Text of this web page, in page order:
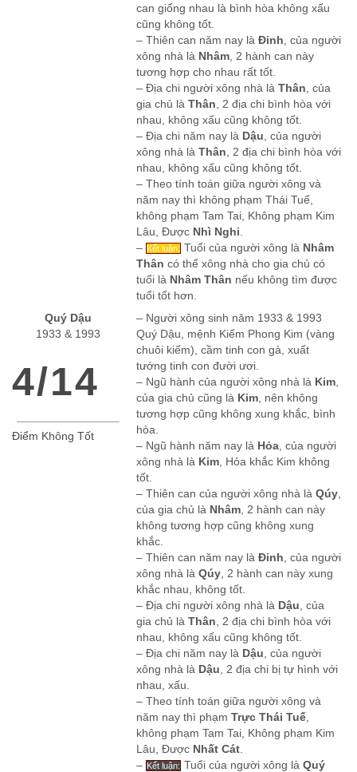
can giống nhau là bình hòa không xấu
cũng không tốt.
– Thiên can năm nay là Đinh , của người
xông nhà là Nhâm , 2 hành can này
tương hợp cho nhau rất tốt.
– Địa chi người xông nhà là Thân , của
gia chủ là Thân , 2 địa chi bình hòa với
nhau, không xấu cũng không tốt.
– Địa chi năm nay là Dậu , của người
xông nhà là Thân , 2 địa chi bình hòa với
nhau, không xấu cũng không tốt.
– Theo tính toán giữa người xông và
năm nay thì không phạm Thái Tuế,
không phạm Tam Tai, Không phạm Kim
Lâu, Được Nhì Nghi
– Kết luận: Tuổi của người xông là Nhâm
Thân có thể xông nhà cho gia chủ có
tuổi là Nhâm Thân nếu không tìm được
tuổi tốt hơn.
Quý Dậu
1933 & 1993
4/14
Điểm Không Tốt
– Người xông sinh năm 1933 & 1993
Quý Dậu, mệnh Kiếm Phong Kim (vàng
chuôi kiếm), cầm tinh con gà, xuất
tướng tinh con đười ươi.
– Ngũ hành của người xông nhà là Kim
của gia chủ cũng là Kim , nên không
tương hợp cũng không xung khắc, bình
hòa.
– Ngũ hành năm nay là Hỏa , của người
xông nhà là Kim , Hỏa khắc Kim không
tốt.
– Thiên can của người xông nhà là Qúy
của gia chủ là Nhâm , 2 hành can này
không tương hợp cũng không xung
khắc.
– Thiên can năm nay là Đinh , của người
xông nhà là Qúy , 2 hành can này xung
khắc nhau, không tốt.
– Địa chi người xông nhà là Dậu , của
gia chủ là Thân , 2 địa chi bình hòa với
nhau, không xấu cũng không tốt.
– Địa chi năm nay là Dậu , của người
xông nhà là Dậu , 2 địa chi bị tự hình với
nhau, xấu.
– Theo tính toán giữa người xông và
năm nay thì phạm Trực Thái Tuế
không phạm Tam Tai, Không phạm Kim
Lâu, Được Nhất Cát
– Kết luận: Tuổi của người xông là Quý